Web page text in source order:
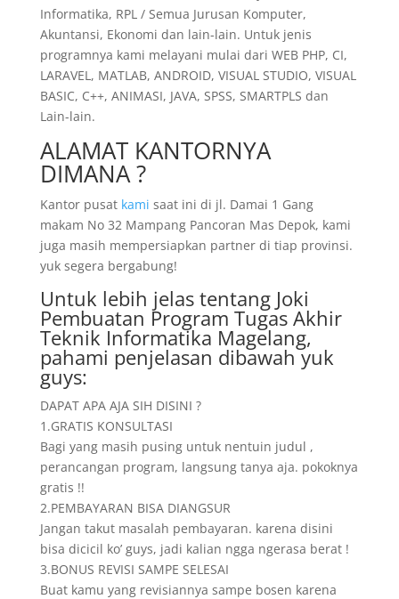
Informatika, RPL / Semua Jurusan Komputer,
Akuntansi, Ekonomi dan lain-lain. Untuk jenis
programnya kami melayani mulai dari WEB PHP, CI,
LARAVEL, MATLAB, ANDROID, VISUAL STUDIO, VISUAL
BASIC, C++, ANIMASI, JAVA, SPSS, SMARTPLS dan
Lain-lain.
ALAMAT KANTORNYA
DIMANA ?
Kantor pusat kami saat ini di jl. Damai 1 Gang
makam No 32 Mampang Pancoran Mas Depok, kami
juga masih mempersiapkan partner di tiap provinsi.
yuk segera bergabung!
Untuk lebih jelas tentang Joki
Pembuatan Program Tugas Akhir
Teknik Informatika Magelang,
pahami penjelasan dibawah yuk
guys:
DAPAT APA AJA SIH DISINI ?
1.GRATIS KONSULTASI
Bagi yang masih pusing untuk nentuin judul ,
perancangan program, langsung tanya aja. pokoknya
gratis !!
2.PEMBAYARAN BISA DIANGSUR
Jangan takut masalah pembayaran. karena disini
bisa dicicil ko’ guys, jadi kalian ngga ngerasa berat !
3.BONUS REVISI SAMPE SELESAI
Buat kamu yang revisiannya sampe bosen karena